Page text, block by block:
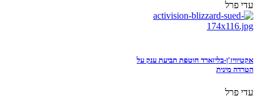
עדי פרל
אקטיוויז'ן-בליזארד חוטפת תביעת ענק על
הטרדה מינית
עדי פרל